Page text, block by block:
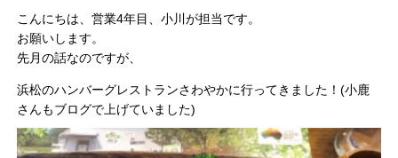
こんにちは、営業4年目、小川が担当です。
お願いします。
先月の話なのですが、
浜松のハンバーグレストランさわやかに行ってきました！(小鹿
さんもブログで上げていました)